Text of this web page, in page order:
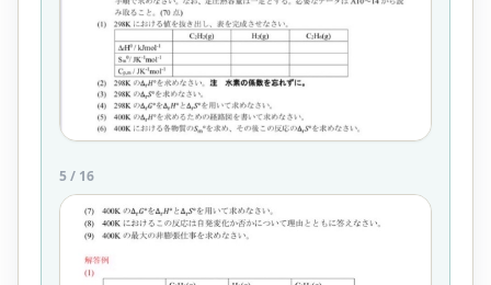
5/ 16